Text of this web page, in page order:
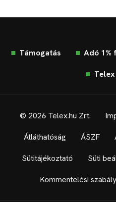
Támogatás Adó 1%
© 2026 Telex.hu Zrt.
Átláthatóság ÁSZF
Sütitájékoztató Süti
Kommentelési